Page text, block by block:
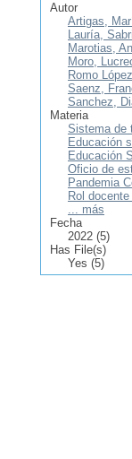
Autor
Artigas,
Lauría,
Marotias,
Moro,
Romo
Saenz,
Sanchez,
Materia
Sistema de
Educación
Educación
Oficio de
Pandemia
Rol docente
... más
Fecha
2022 (5)
Has File(s)
Yes (5)